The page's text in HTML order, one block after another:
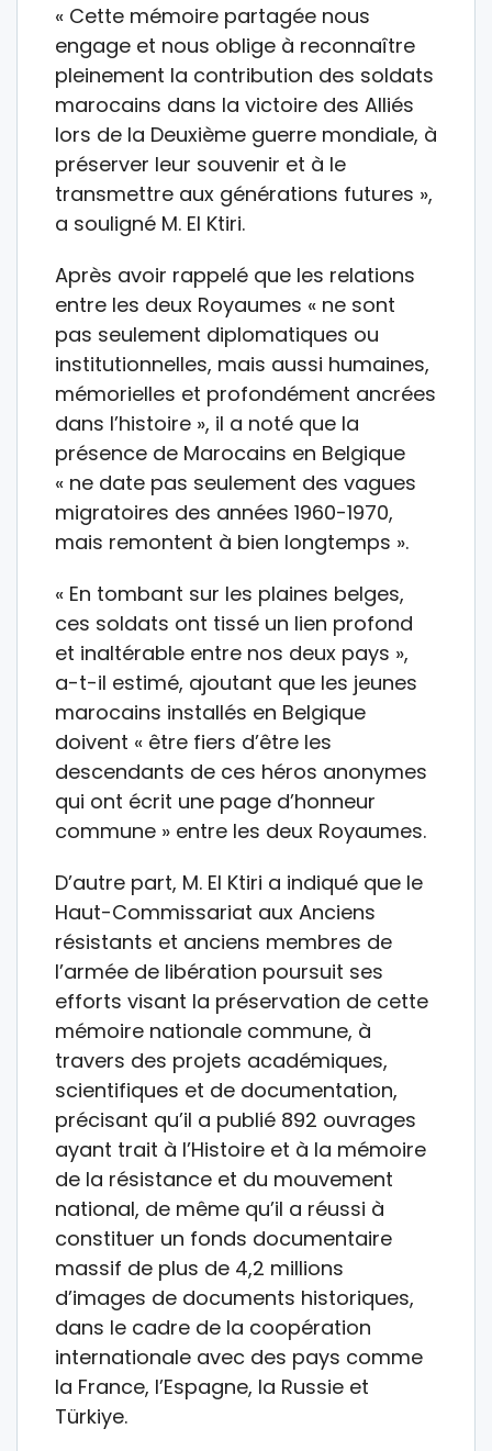
« Cette mémoire partagée nous
engage et nous oblige à reconnaître
pleinement la contribution des soldats
marocains dans la victoire des Alliés
lors de la Deuxième guerre mondiale, à
préserver leur souvenir et à le
transmettre aux générations futures »,
a souligné M. El Ktiri.
Après avoir rappelé que les relations
entre les deux Royaumes « ne sont
pas seulement diplomatiques ou
institutionnelles, mais aussi humaines,
mémorielles et profondément ancrées
dans l’histoire », il a noté que la
présence de Marocains en Belgique
« ne date pas seulement des vagues
migratoires des années 1960-1970,
mais remontent à bien longtemps ».
« En tombant sur les plaines belges,
ces soldats ont tissé un lien profond
et inaltérable entre nos deux pays »,
a-t-il estimé, ajoutant que les jeunes
marocains installés en Belgique
doivent « être fiers d’être les
descendants de ces héros anonymes
qui ont écrit une page d’honneur
commune » entre les deux Royaumes.
D’autre part, M. El Ktiri a indiqué que le
Haut-Commissariat aux Anciens
résistants et anciens membres de
l’armée de libération poursuit ses
efforts visant la préservation de cette
mémoire nationale commune, à
travers des projets académiques,
scientifiques et de documentation,
précisant qu’il a publié 892 ouvrages
ayant trait à l’Histoire et à la mémoire
de la résistance et du mouvement
national, de même qu’il a réussi à
constituer un fonds documentaire
massif de plus de 4,2 millions
d’images de documents historiques,
dans le cadre de la coopération
internationale avec des pays comme
la France, l’Espagne, la Russie et
Türkiye.